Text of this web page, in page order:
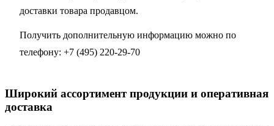
доставки товара продавцом.
Получить дополнительную информацию можно по
телефону: +7 (495) 220-29-70
Широкий ассортимент продукции и оперативная
доставка